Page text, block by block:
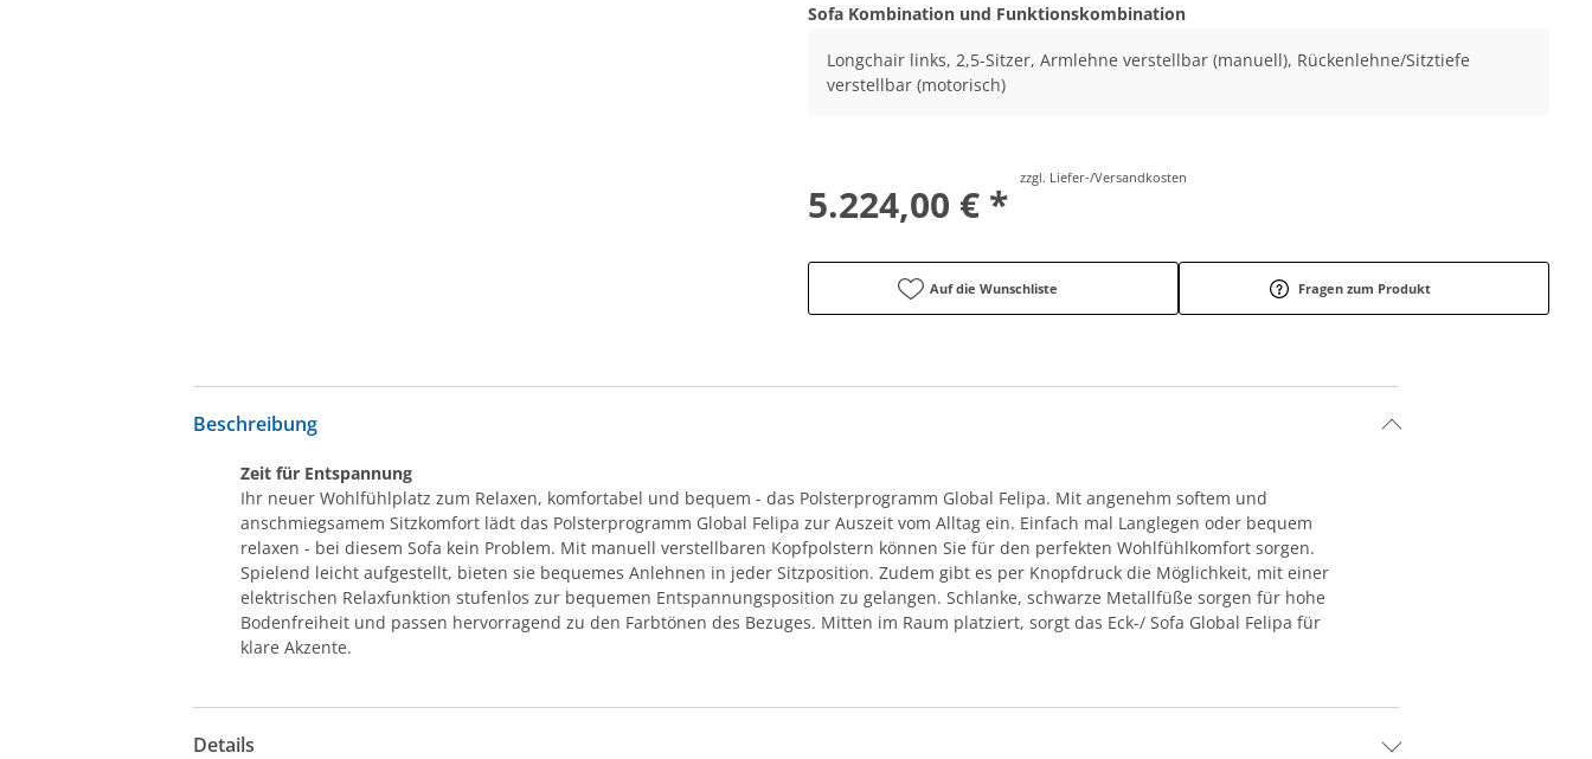
Sofa Kombination und Funktionskombination
Longchair links, 2,5-Sitzer, Armlehne verstellbar (manuell), Rückenlehne/Sitztiefe
verstellbar (motorisch)
5.224,00 € *
zzgl. Liefer-/Versandkosten
Auf die Wunschliste Fragen zum Produkt
Beschreibung
Zeit für Entspannung
Ihr neuer Wohlfühlplatz zum Relaxen, komfortabel und bequem - das Polsterprogramm Global Felipa. Mit angenehm softem und
anschmiegsamem Sitzkomfort lädt das Polsterprogramm Global Felipa zur Auszeit vom Alltag ein. Einfach mal Langlegen oder bequem
relaxen - bei diesem Sofa kein Problem. Mit manuell verstellbaren Kopfpolstern können Sie für den perfekten Wohlfühlkomfort sorgen.
Spielend leicht aufgestellt, bieten sie bequemes Anlehnen in jeder Sitzposition. Zudem gibt es per Knopfdruck die Möglichkeit, mit einer
elektrischen Relaxfunktion stufenlos zur bequemen Entspannungsposition zu gelangen. Schlanke, schwarze Metallfüße sorgen für hohe
Bodenfreiheit und passen hervorragend zu den Farbtönen des Bezuges. Mitten im Raum platziert, sorgt das Eck-/ Sofa Global Felipa für
klare Akzente.
Details